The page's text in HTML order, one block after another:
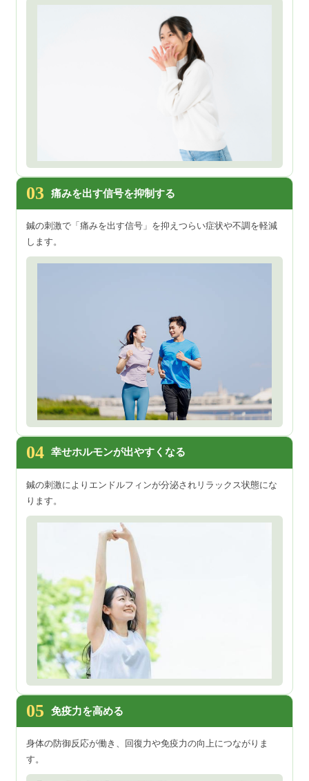
03 痛みを出す信号を抑制する
鍼の刺激で「痛みを出す信号」を抑えつらい症状や不調を軽減
します。
04 幸せホルモンが出やすくなる
鍼の刺激によりエンドルフィンが分泌されリラックス状態にな
ります。
05 免疫力を高める
身体の防御反応が働き、回復力や免疫力の向上につながりま
す。